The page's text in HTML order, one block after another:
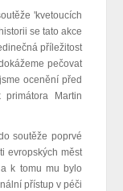
'kvetoucích
se tato akce
příležitost
pečovat
ocenění před
Martin
soutěže poprvé
evropských měst
k tomu mu bylo
přístup v péči